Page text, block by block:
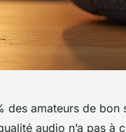
des amateurs de
audio n’a pas à